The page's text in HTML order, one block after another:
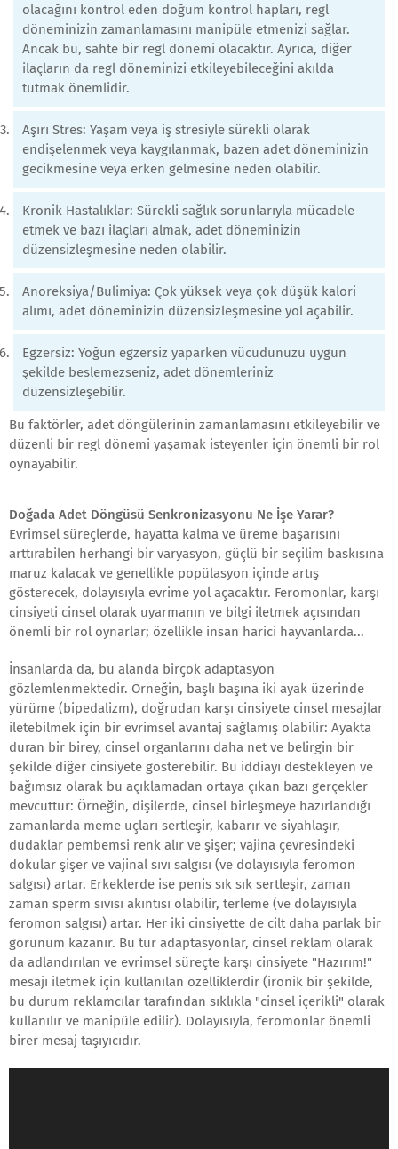
olacağını kontrol eden doğum kontrol hapları, regl
döneminizin zamanlamasını manipüle etmenizi sağlar.
Ancak bu, sahte bir regl dönemi olacaktır. Ayrıca, diğer
ilaçların da regl döneminizi etkileyebileceğini akılda
tutmak önemlidir.
Aşırı Stres: Yaşam veya iş stresiyle sürekli olarak
endişelenmek veya kaygılanmak, bazen adet döneminizin
gecikmesine veya erken gelmesine neden olabilir.
Kronik Hastalıklar: Sürekli sağlık sorunlarıyla mücadele
etmek ve bazı ilaçları almak, adet döneminizin
düzensizleşmesine neden olabilir.
Anoreksiya/Bulimiya: Çok yüksek veya çok düşük kalori
alımı, adet döneminizin düzensizleşmesine yol açabilir.
Egzersiz: Yoğun egzersiz yaparken vücudunuzu uygun
şekilde beslemezseniz, adet dönemleriniz
düzensizleşebilir.
Bu faktörler, adet döngülerinin zamanlamasını etkileyebilir ve
düzenli bir regl dönemi yaşamak isteyenler için önemli bir rol
oynayabilir.
Doğada Adet Döngüsü Senkronizasyonu Ne İşe Yarar?
Evrimsel süreçlerde, hayatta kalma ve üreme başarısını
arttırabilen herhangi bir varyasyon, güçlü bir seçilim baskısına
maruz kalacak ve genellikle popülasyon içinde artış
gösterecek, dolayısıyla evrime yol açacaktır. Feromonlar, karşı
cinsiyeti cinsel olarak uyarmanın ve bilgi iletmek açısından
önemli bir rol oynarlar; özellikle insan harici hayvanlarda...
İnsanlarda da, bu alanda birçok adaptasyon
gözlemlenmektedir. Örneğin, başlı başına iki ayak üzerinde
yürüme (bipedalizm), doğrudan karşı cinsiyete cinsel mesajlar
iletebilmek için bir evrimsel avantaj sağlamış olabilir: Ayakta
duran bir birey, cinsel organlarını daha net ve belirgin bir
şekilde diğer cinsiyete gösterebilir. Bu iddiayı destekleyen ve
bağımsız olarak bu açıklamadan ortaya çıkan bazı gerçekler
mevcuttur: Örneğin, dişilerde, cinsel birleşmeye hazırlandığı
zamanlarda meme uçları sertleşir, kabarır ve siyahlaşır,
dudaklar pembemsi renk alır ve şişer; vajina çevresindeki
dokular şişer ve vajinal sıvı salgısı (ve dolayısıyla feromon
salgısı) artar. Erkeklerde ise penis sık sık sertleşir, zaman
zaman sperm sıvısı akıntısı olabilir, terleme (ve dolayısıyla
feromon salgısı) artar. Her iki cinsiyette de cilt daha parlak bir
görünüm kazanır. Bu tür adaptasyonlar, cinsel reklam olarak
da adlandırılan ve evrimsel süreçte karşı cinsiyete "Hazırım!"
mesajı iletmek için kullanılan özelliklerdir (ironik bir şekilde,
bu durum reklamcılar tarafından sıklıkla "cinsel içerikli" olarak
kullanılır ve manipüle edilir). Dolayısıyla, feromonlar önemli
birer mesaj taşıyıcıdır.